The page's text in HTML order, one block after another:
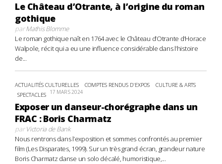
Le Château d’Otrante, à l’origine du roman
gothique
parMathis Blomme
Le roman gothique naît en 1764 avec le Château d’Otrante d’Horace
Walpole, récit qui a eu une influence considérable dans l’histoire
de...
ACTUALITÉS CULTURELLES COMPTES RENDUS D'EXPOS
CULTURE & ARTS
SPECTACLES 17 MARS 2024
Exposer un danseur-chorégraphe dans un
FRAC : Boris Charmatz
parVictoria de Bank
Nous rentrons dans l’exposition et sommes confrontés au premier
film (Les Disparates, 1999). Sur un très grand écran, grandeur nature
Boris Charmatz danse un solo décalé, humoristique,...